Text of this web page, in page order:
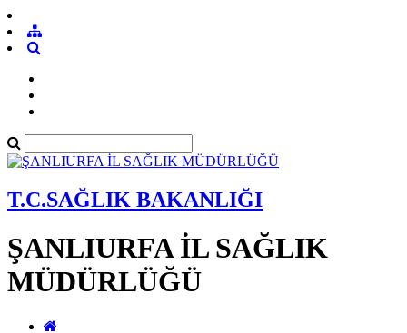
T.C.SAĞLIK BAKANLIĞI
ŞANLIURFA İL SAĞLIK
MÜDÜRLÜĞÜ